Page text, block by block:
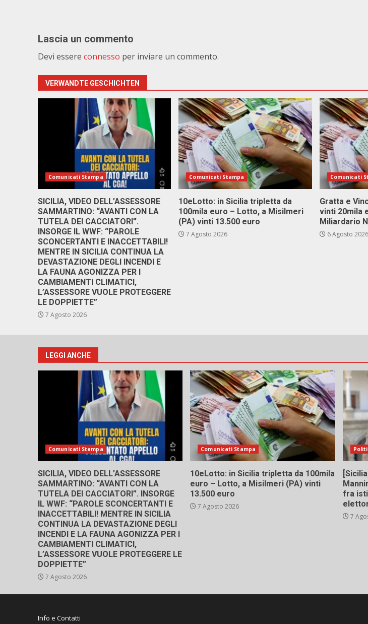
Lascia un commento
Devi essere connesso per inviare un commento.
VERWANDTE GESCHICHTEN
Comunicati Stampa
SICILIA, VIDEO DELL’ASSESSORE
SAMMARTINO: “AVANTI CON LA
TUTELA DEI CACCIATORI”.
INSORGE IL WWF: “PAROLE
SCONCERTANTI E INACCETTABILI!
MENTRE IN SICILIA CONTINUA LA
DEVASTAZIONE DEGLI INCENDI E
LA FAUNA AGONIZZA PER I
CAMBIAMENTI CLIMATICI,
L’ASSESSORE VUOLE PROTEGGERE
LE DOPPIETTE”
7 Agosto 2026
Comunicati Stampa
10eLotto: in Sicilia tripletta da
100mila euro – Lotto, a Misilmeri
(PA) vinti 13.500 euro
7 Agosto 2026
Comunicati
Gratta e
vinti 20mila
Miliardario
6 Agosto 2026
LEGGI ANCHE
Comunicati Stampa
SICILIA, VIDEO DELL’ASSESSORE
SAMMARTINO: “AVANTI CON LA
TUTELA DEI CACCIATORI”. INSORGE
IL WWF: “PAROLE SCONCERTANTI E
INACCETTABILI! MENTRE IN SICILIA
CONTINUA LA DEVASTAZIONE DEGLI
INCENDI E LA FAUNA AGONIZZA PER I
CAMBIAMENTI CLIMATICI,
L’ASSESSORE VUOLE PROTEGGERE LE
DOPPIETTE”
7 Agosto 2026
Comunicati Stampa
10eLotto: in Sicilia tripletta da 100mila
euro – Lotto, a Misilmeri (PA) vinti
13.500 euro
7 Agosto 2026
fra
7
Info e Contatti